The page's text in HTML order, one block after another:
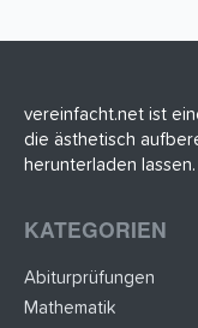
vereinfacht.net ist
die ästhetisch
herunterladen lassen.
KATEGORIEN
Abiturprüfungen
Mathematik